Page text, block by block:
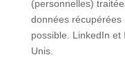
(personnelles)
données récupérées
possible. LinkedIn
Unis.